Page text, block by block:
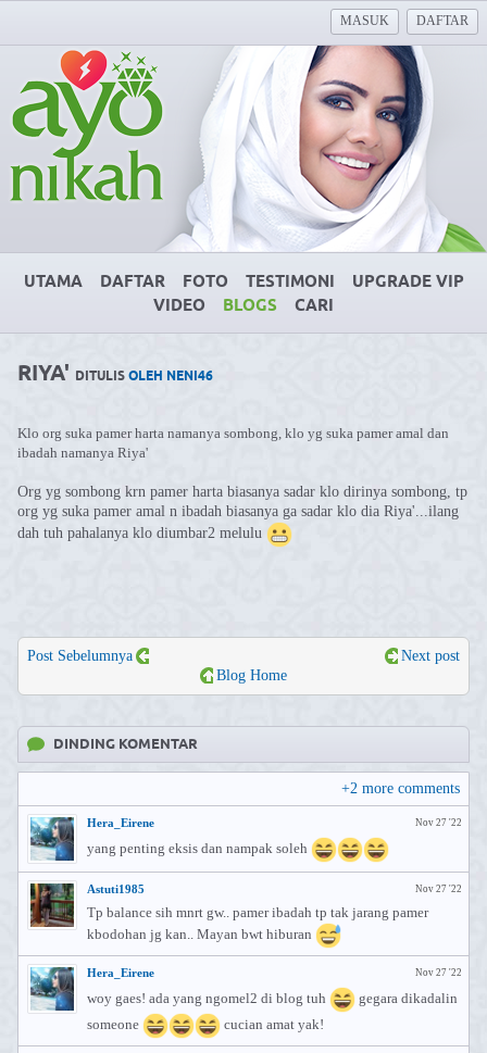
MASUK DAFTAR
UTAMA DAFTAR FOTO TESTIMONI
UPGRADE VIP
VIDEO
BLOGS CARI
RIYA' DITULISOLEH NENI46
Klo org suka pamer harta namanya sombong, klo yg suka pamer amal dan
ibadah namanya Riya'
Org yg sombong krn pamer harta biasanya sadar klo dirinya sombong, tp
org yg suka pamer amal n ibadah biasanya ga sadar klo dia Riya'...ilang
dah tuh pahalanya klo diumbar2 melulu
Post Sebelumnya
Next post
Blog Home
DINDING KOMENTAR
+2 more comments
Nov 27 '22
Hera_Eirene
yang penting eksis dan nampak soleh
Nov 27 '22
Astuti1985
Tp balance sih mnrt gw.. pamer ibadah tp tak jarang pamer
kbodohan jg kan.. Mayan bwt hiburan
Nov 27 '22
Hera_Eirene
woy gaes! ada yang ngomel2 di blog tuh
gegara dikadalin
someone
cucian amat yak!